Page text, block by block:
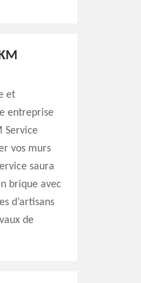
et
entreprise
Service
vos murs
saura
brique avec
d’artisans
de